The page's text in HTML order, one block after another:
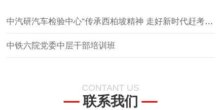
中汽研汽车检验中心“传承西柏坡精神 走好新时代赶考路”红色实践教育活动
中铁六院党委中层干部培训班
CONTANT US
联系我们